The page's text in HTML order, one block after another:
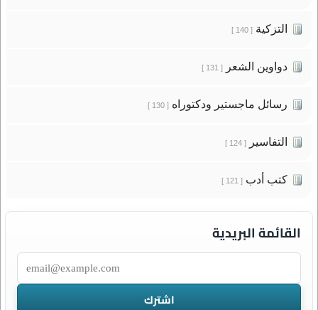
التزكية[ 140 ]
دواوين الشعر[ 131 ]
رسائل ماجستير ودكتوراه[ 130 ]
التفاسير[ 124 ]
كتب أدب[ 121 ]
القائمة البريدية